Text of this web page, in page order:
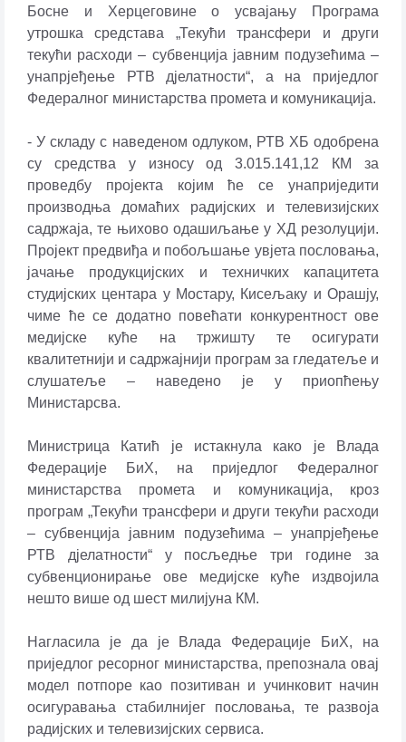
Босне и Херцеговине о усвајању Програма
утрошка средстава „Текући трансфери и други
текући расходи – субвенција јавним подузећима –
унапрјеђење РТВ д‌јелатности“, а на приједлог
Федералног министарства промета и комуникација.
- У складу с наведеном одлуком, РТВ ХБ одобрена
су средства у износу од 3.015.141,12 КМ за
проведбу пројекта којим ће се унаприједити
производња домаћих радијских и телевизијских
садржаја, те њихово одашиљање у ХД резолуцији.
Пројект предвиђа и побољшање увјета пословања,
јачање продукцијских и техничких капацитета
студијских центара у Мостару, Кисељаку и Орашју,
чиме ће се додатно повећати конкурентност ове
медијске куће на тржишту те осигурати
квалитетнији и садржајнији програм за гледатеље и
слушатеље – наведено је у приопћењу
Министарсва.
Министрица Катић је истакнула како је Влада
Федерације БиХ, на приједлог Федералног
министарства промета и комуникација, кроз
програм „Текући трансфери и други текући расходи
– субвенција јавним подузећима – унапрјеђење
РТВ д‌јелатности“ у посљедње три године за
субвенционирање ове медијске куће издвојила
нешто више од шест милијуна КМ.
Нагласила је да је Влада Федерације БиХ, на
приједлог ресорног министарства, препознала овај
модел потпоре као позитиван и учинковит начин
осигуравања стабилнијег пословања, те развоја
радијских и телевизијских сервиса.